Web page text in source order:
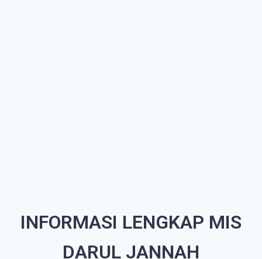
INFORMASI LENGKAP MIS
DARUL JANNAH